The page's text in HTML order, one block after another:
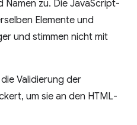
Namen zu. Die JavaScript-
Elemente und
und stimmen nicht mit
Validierung der
um sie an den HTML-